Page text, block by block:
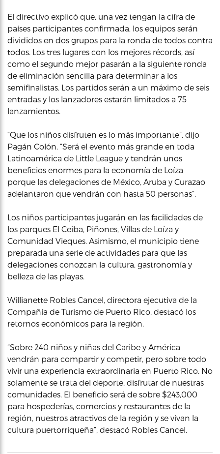
El directivo explicó que, una vez tengan la cifra de
países participantes confirmada, los equipos serán
divididos en dos grupos para la ronda de todos contra
todos. Los tres lugares con los mejores récords, así
como el segundo mejor pasarán a la siguiente ronda
de eliminación sencilla para determinar a los
semifinalistas. Los partidos serán a un máximo de seis
entradas y los lanzadores estarán limitados a 75
lanzamientos.
“Que los niños disfruten es lo más importante”, dijo
Pagán Colón. “Será el evento más grande en toda
Latinoamérica de Little League y tendrán unos
beneficios enormes para la economía de Loíza
porque las delegaciones de México, Aruba y Curazao
adelantaron que vendrán con hasta 50 personas”.
Los niños participantes jugarán en las facilidades de
los parques El Ceiba, Piñones, Villas de Loíza y
Comunidad Vieques. Asimismo, el municipio tiene
preparada una serie de actividades para que las
delegaciones conozcan la cultura, gastronomía y
belleza de las playas.
Willianette Robles Cancel, directora ejecutiva de la
Compañía de Turismo de Puerto Rico, destacó los
retornos económicos para la región.
“Sobre 240 niños y niñas del Caribe y América
vendrán para compartir y competir, pero sobre todo
vivir una experiencia extraordinaria en Puerto Rico. No
solamente se trata del deporte, disfrutar de nuestras
comunidades. El beneficio será de sobre $243,000
para hospederías, comercios y restaurantes de la
región, nuestros atractivos de la región y se vivan la
cultura puertorriqueña”, destacó Robles Cancel.